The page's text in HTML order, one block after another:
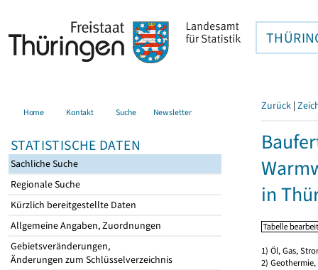
Home Kontakt Suche Newsletter
STATISTISCHE DATEN
Sachliche Suche
Regionale Suche
Kürzlich bereitgestellte Daten
Allgemeine Angaben, Zuordnungen
Gebietsveränderungen,
Änderungen zum Schlüsselverzeichnis
Zurück |
in
1) Öl, Gas,
2)